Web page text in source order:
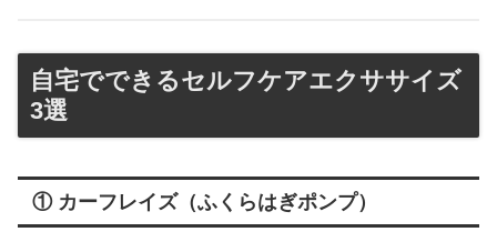
自宅でできるセルフケアエクササイズ
3選
① カーフレイズ（ふくらはぎポンプ）